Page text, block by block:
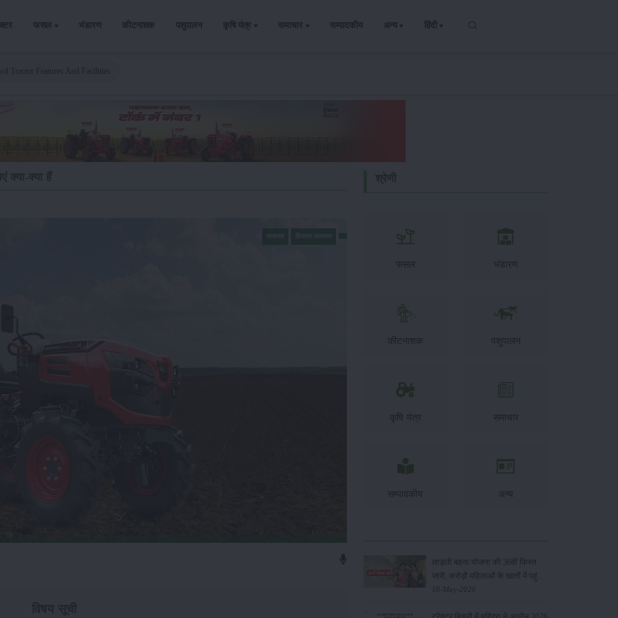
फसल भंडारण कीटनाशक पशुपालन कृषि यंत्र समाचार सम्पादकीय अन्य हिंदी
फसल भंडारण
कीटनाशक पशुपालन
कृषि यंत्र समाचार
सम्पादकीय अन्य
लाड़ली बहना योजना की 36वीं किस्त
जारी, करोड़ों महिलाओं के खातों में पहुंचे
1500 रुपये
16-May-2026